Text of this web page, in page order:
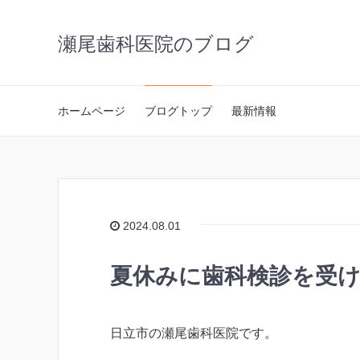
瀬尾歯科医院のブログ
ホームページ ブログトップ 最新情報
2024.08.01
夏休みに歯科検診を受
日立市の瀬尾⻭科医院です。